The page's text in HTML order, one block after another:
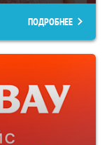
ПОДРОБНЕЕ